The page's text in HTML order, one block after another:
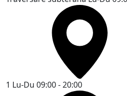
1 Lu-Du 09:00 - 20:00